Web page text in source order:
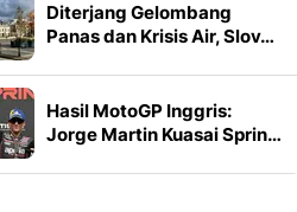
Diterjang Gelombang
Panas dan Krisis Air, Slov…
Hasil MotoGP Inggris:
Jorge Martin Kuasai Sprin…